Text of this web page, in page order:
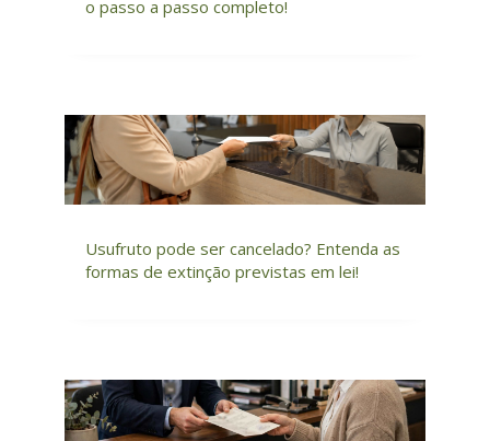
o passo a passo completo!
Usufruto pode ser cancelado? Entenda as
formas de extinção previstas em lei!